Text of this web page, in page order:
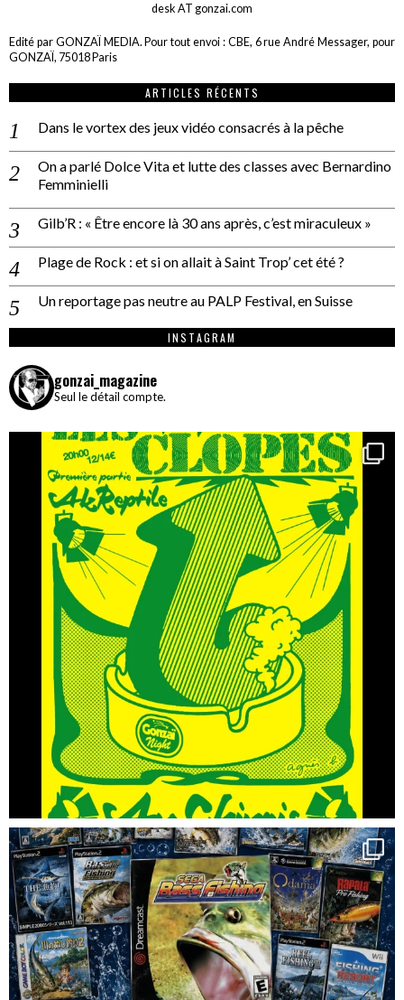
desk AT gonzai.com
Edité par GONZAÏ MEDIA. Pour tout envoi : CBE, 6 rue André Messager, pour
GONZAÏ, 75018 Paris
ARTICLES RÉCENTS
Dans le vortex des jeux vidéo consacrés à la pêche
On a parlé Dolce Vita et lutte des classes avec Bernardino
Femminielli
Gilb’R : « Être encore là 30 ans après, c’est miraculeux »
Plage de Rock : et si on allait à Saint Trop’ cet été ?
Un reportage pas neutre au PALP Festival, en Suisse
INSTAGRAM
gonzai_magazine
Seul le détail compte.